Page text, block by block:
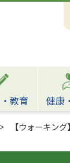
教育 健康
【ウォーキン